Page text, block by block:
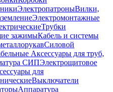
ЭлектропатроныВилки,
Электромонтажные
Трубки
зажимыКабель и системы
Силовой
Аксессуары для труб,
СИПЭлектрощитовое
для
Выключатели
Аппаратура